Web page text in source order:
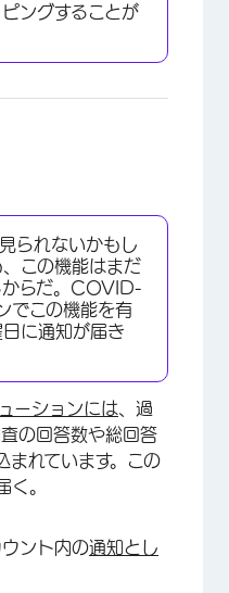
×
ングすることが
られないかもし
この機能はまだ
からだ。COVID-
でこの機能を有
に通知が届き
ーションには 、過
の回答数や総回答
まれています。この
く。
ウント内の通知とし